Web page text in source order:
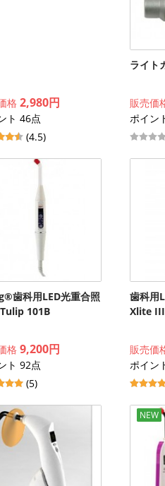
格2,980円
ト 46点
(4.5)
ライト
販売価
ポイン
歯科用LED光重合照
101B
格9,200円
ト 92点
(5)
歯科用
Xlite III
販売価
ポイン
NEW